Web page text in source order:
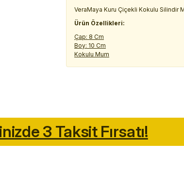
VeraMaya Kuru Çiçekli Kokulu Silindir
Ürün Özellikleri:
Çap: 8 Cm
Boy: 10 Cm
Kokulu Mum
3 Taksit Fırsatı!